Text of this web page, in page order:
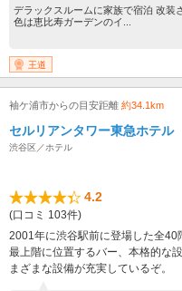
デラックスルームに家族で宿泊 改装
色は恵比寿ガーデンのイ...
王道
袖ケ浦市からの目安距離 約34.1km
セルリアンタワー東急ホテル
渋谷区／ホテル
4.2
(口コミ 103件)
2001年に渋谷駅前に登場した全40
最上階に位置するバー、本格的な
まざまな設備が充実しているぞ。